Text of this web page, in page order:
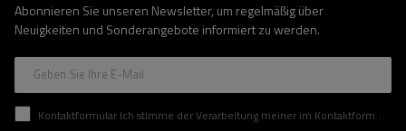
Abonnieren Sie unseren Newsletter, um regelmäßig über
Neuigkeiten und Sonderangebote informiert zu werden.
Geben Sie Ihre E-Mail
Kontaktformular Ich stimme der Verarbeitung meiner im Kontaktformular enthaltenen personenbezogenen Daten gemäß der Verordnung (EU) des Europäischen Parlaments und des Rates zu.